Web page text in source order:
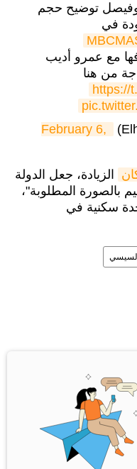
وفيصل توضيح حجم
في
مع عمرو أديب
من هنا
https://
February 6,
الزيادة، جعل الدولة
بالصورة المطلوبة"،
ستبني 500 ألف وحدة سكنية في
السيسي